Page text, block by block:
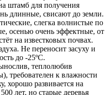
штамб для получения
длинные, свисают до земли.
слегка волнистые по
осенью очень эффектные, от
на известковых почвах.
Не переносит засуху и
до -25ºС.
теплолюбив
требователен к влажности
хорошо развивается на
лет, но старые деревья